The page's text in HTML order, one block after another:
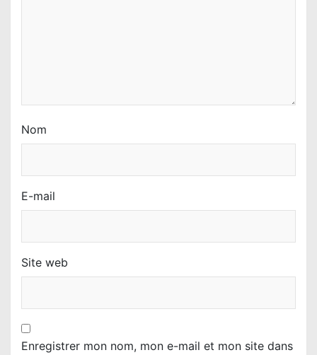
Nom
E-mail
Site web
Enregistrer mon nom, mon e-mail et mon site dans